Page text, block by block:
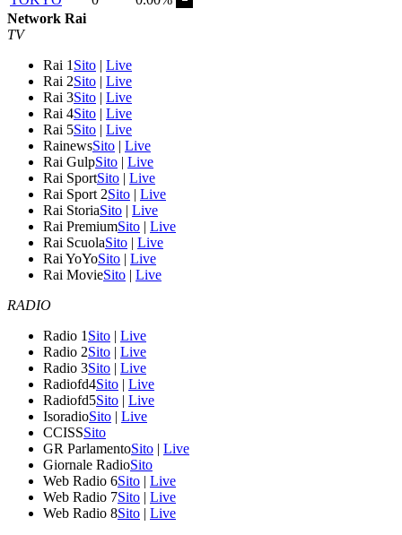
Network Rai
TV
Rai 1 Sito | Live
Rai 2Sito | Live
Rai 3Sito | Live
Rai 4Sito | Live
Rai 5Sito | Live
RainewsSito | Live
Rai GulpSito | Live
Rai SportSito | Live
Rai Sport 2Sito | Live
Rai StoriaSito | Live
Rai PremiumSito | Live
Rai ScuolaSito | Live
Rai YoYoSito | Live
Rai MovieSito | Live
RADIO
Radio 1 Sito | Live
Radio 2Sito | Live
Radio 3Sito | Live
Radiofd4Sito | Live
Radiofd5Sito | Live
IsoradioSito | Live
CCISSSito
GR ParlamentoSito | Live
Giornale RadioSito
Web Radio 6Sito | Live
Web Radio 7Sito | Live
Web Radio 8Sito | Live